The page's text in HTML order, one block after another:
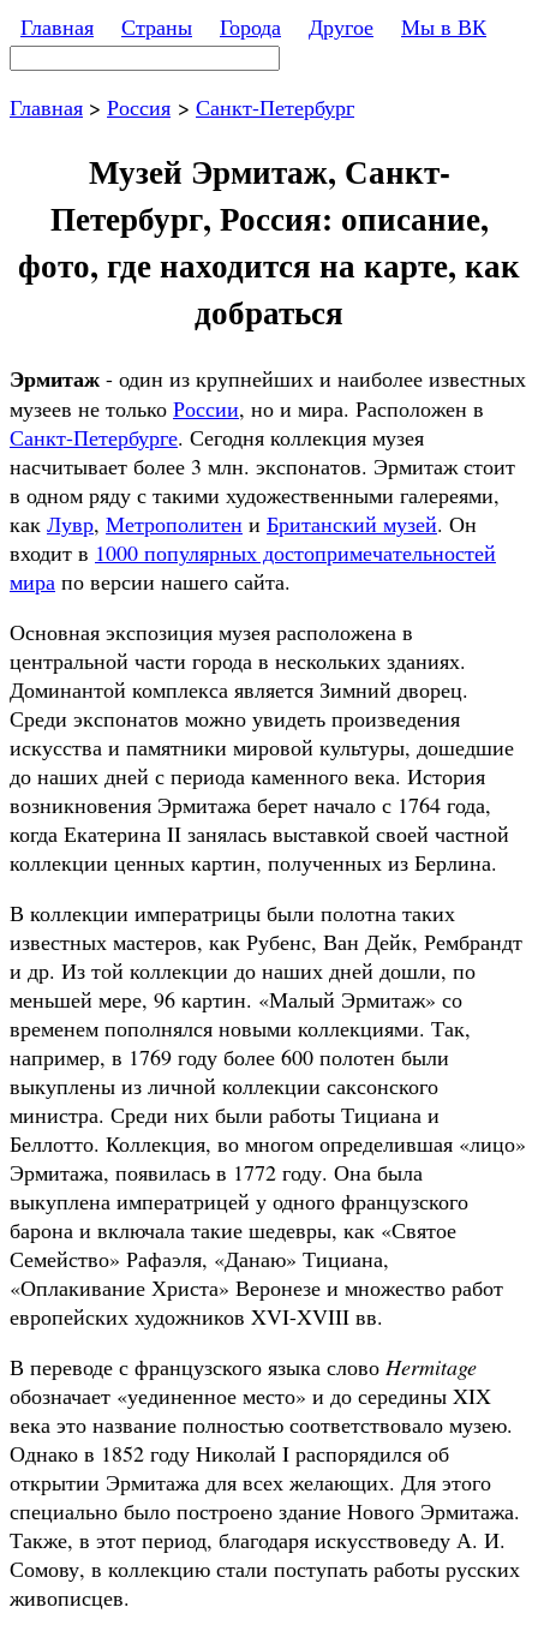
Перейти к основному содержанию
Главная Страны Города Другое Мы в ВК
Форма поиска
Поиск
Главная > Россия > Санкт-Петербург
Музей Эрмитаж, Санкт-
Петербург, Россия: описание,
фото, где находится на карте, как
добраться
Эрмитаж - один из крупнейших и наиболее известных
музеев не только России, но и мира. Расположен в
Санкт-Петербурге. Сегодня коллекция музея
насчитывает более 3 млн. экспонатов. Эрмитаж стоит
в одном ряду с такими художественными галереями,
как Лувр, Метрополитен и Британский музей. Он
входит в 1000 популярных достопримечательностей
мира по версии нашего сайта.
Основная экспозиция музея расположена в
центральной части города в нескольких зданиях.
Доминантой комплекса является Зимний дворец.
Среди экспонатов можно увидеть произведения
искусства и памятники мировой культуры, дошедшие
до наших дней с периода каменного века. История
возникновения Эрмитажа берет начало с 1764 года,
когда Екатерина II занялась выставкой своей частной
коллекции ценных картин, полученных из Берлина.
В коллекции императрицы были полотна таких
известных мастеров, как Рубенс, Ван Дейк, Рембрандт
и др. Из той коллекции до наших дней дошли, по
меньшей мере, 96 картин. «Малый Эрмитаж» со
временем пополнялся новыми коллекциями. Так,
например, в 1769 году более 600 полотен были
выкуплены из личной коллекции саксонского
министра. Среди них были работы Тициана и
Беллотто. Коллекция, во многом определившая «лицо»
Эрмитажа, появилась в 1772 году. Она была
выкуплена императрицей у одного французского
барона и включала такие шедевры, как «Святое
Семейство» Рафаэля, «Данаю» Тициана,
«Оплакивание Христа» Веронезе и множество работ
европейских художников XVI-XVIII вв.
В переводе с французского языка слово Hermitage
обозначает «уединенное место» и до середины XIX
века это название полностью соответствовало музею.
Однако в 1852 году Николай I распорядился об
открытии Эрмитажа для всех желающих. Для этого
специально было построено здание Нового Эрмитажа.
Также, в этот период, благодаря искусствоведу А. И.
Сомову, в коллекцию стали поступать работы русских
живописцев.